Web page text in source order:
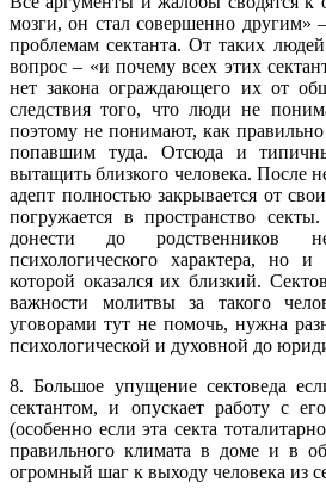
мозги, он стал совершенно другим»
проблемам сектанта. От таких
вопрос – «и почему всех этих
нет закона ограждающего их от
следствия того, что люди не
поэтому не понимают, как правильно
попавшим туда. Отсюда и
вытащить близкого человека. После
адепт полностью закрывается от
погружается в пространство
донести до родственников
психологического характера, но
которой оказался их близкий.
важности молитвы за такого
уговорами тут не помочь, нужна
психологической и духовной до
8. Большое упущение сектоведа
сектантом, и опускает работу с
(особенно если эта секта
правильного климата в доме и в
огромный шаг к выходу человека из